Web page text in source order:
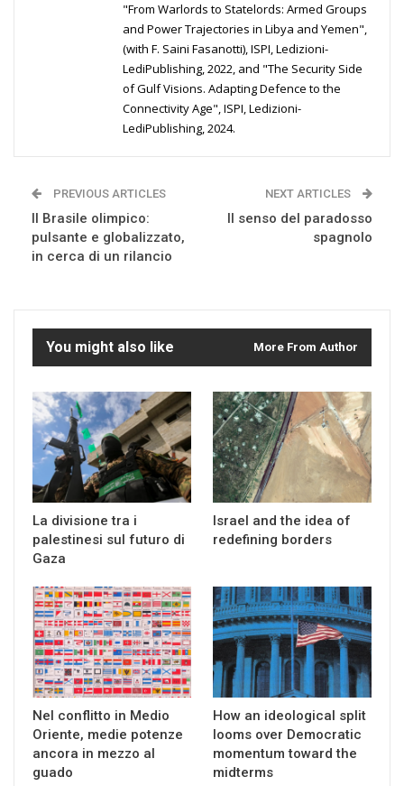
"From Warlords to Statelords: Armed Groups
and Power Trajectories in Libya and Yemen",
(with F. Saini Fasanotti), ISPI, Ledizioni-
LediPublishing, 2022, and "The Security Side
of Gulf Visions. Adapting Defence to the
Connectivity Age", ISPI, Ledizioni-
LediPublishing, 2024.
PREVIOUS ARTICLES
Il Brasile olimpico:
pulsante e globalizzato,
in cerca di un rilancio
NEXT ARTICLES
Il senso del paradosso
spagnolo
You might also like More From Author
La divisione tra i
palestinesi sul futuro di
Gaza
Israel and the idea of
redefining borders
Nel conflitto in Medio
Oriente, medie potenze
ancora in mezzo al
guado
How an ideological split
looms over Democratic
momentum toward the
midterms